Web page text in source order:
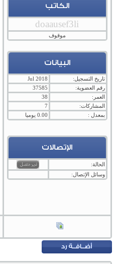
الكاتب
doaausef3li
موقوف
البيانات
تاريخ التسجيل:
Jul 2018
رقم العضوية:
37585
العمر:
38
المشاركات:
7
بمعدل :
0.00 يوميا
الإتصالات
الحالة:
وسائل الإتصال: